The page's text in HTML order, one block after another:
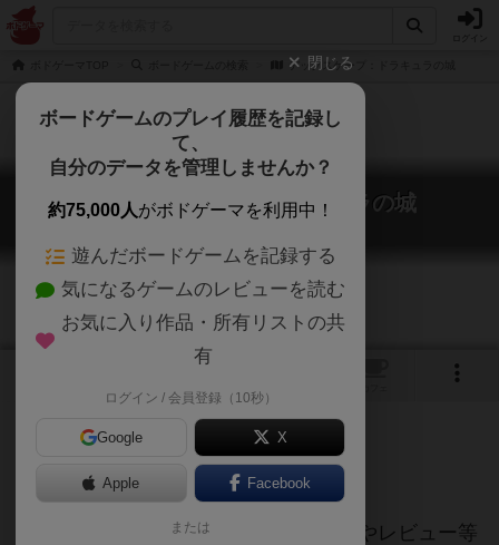
デックスケープ：ドラキュラの城
デックスケープ：ドラキュラの城
Deckscape: Dracula's Castle
ご協力ください
当サイトに掲載されている作品説明文やレビュー等
閉じる
ボードゲームのプレイ履歴を記録し
て、
自分のデータを管理しませんか？
約75,000人がボドゲーマを利用中！
遊んだボードゲームを記録する
気になるゲームのレビューを読む
お気に入り作品・所有リストの共
有
ログイン / 会員登録（10秒）
Google X
Apple Facebook
または